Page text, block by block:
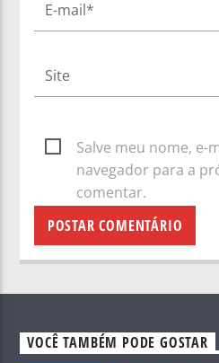
Salve meu nome, e-
navegador para a
comentar.
VOCÊ TAMBÉM PODE GOSTAR